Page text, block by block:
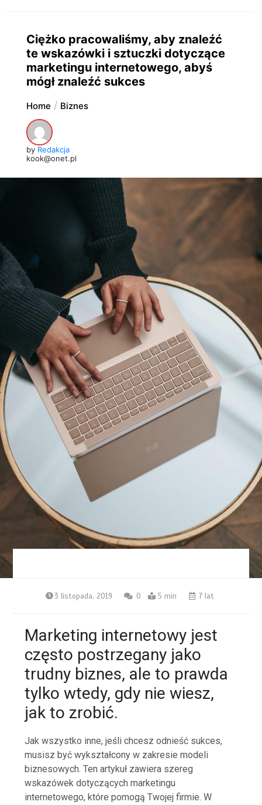
Ciężko pracowaliśmy, aby znaleźć
te wskazówki i sztuczki dotyczące
marketingu internetowego, abyś
mógł znaleźć sukces
Home Biznes
by Redakcja
kook@onet.pl
3 listopada, 2019 0 5 min 7 lat
Marketing internetowy jest
często postrzegany jako
trudny biznes, ale to prawda
tylko wtedy, gdy nie wiesz,
jak to zrobić.
Jak wszystko inne, jeśli chcesz odnieść sukces,
musisz być wykształcony w zakresie modeli
biznesowych. Ten artykuł zawiera szereg
wskazówek dotyczących marketingu
internetowego, które pomogą Twojej firmie. W